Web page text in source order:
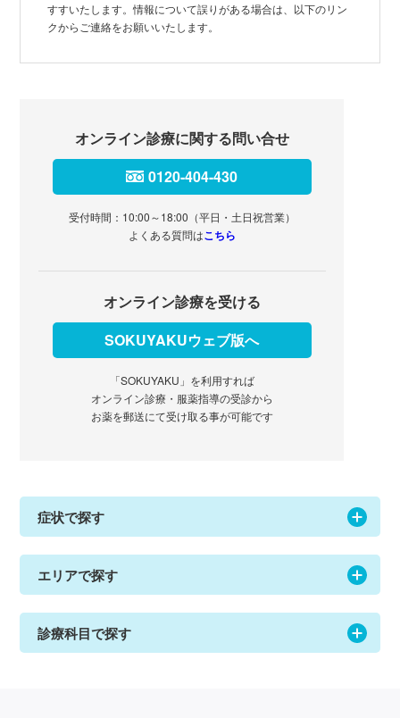
すすいたします。情報について誤りがある場合は、以下のリン
クからご連絡をお願いいたします。
オンライン診療に関する問い合せ
0120-404-430
受付時間：10:00～18:00（平日・土日祝営業）
よくある質問はこちら
オンライン診療を受ける
SOKUYAKUウェブ版へ
「SOKUYAKU」を利用すれば
オンライン診療・服薬指導の受診から
お薬を郵送にて受け取る事が可能です
症状で探す
エリアで探す
診療科目で探す